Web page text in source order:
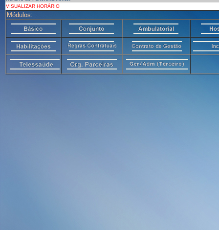
VISUALIZAR HORÁRIO
Módulos: